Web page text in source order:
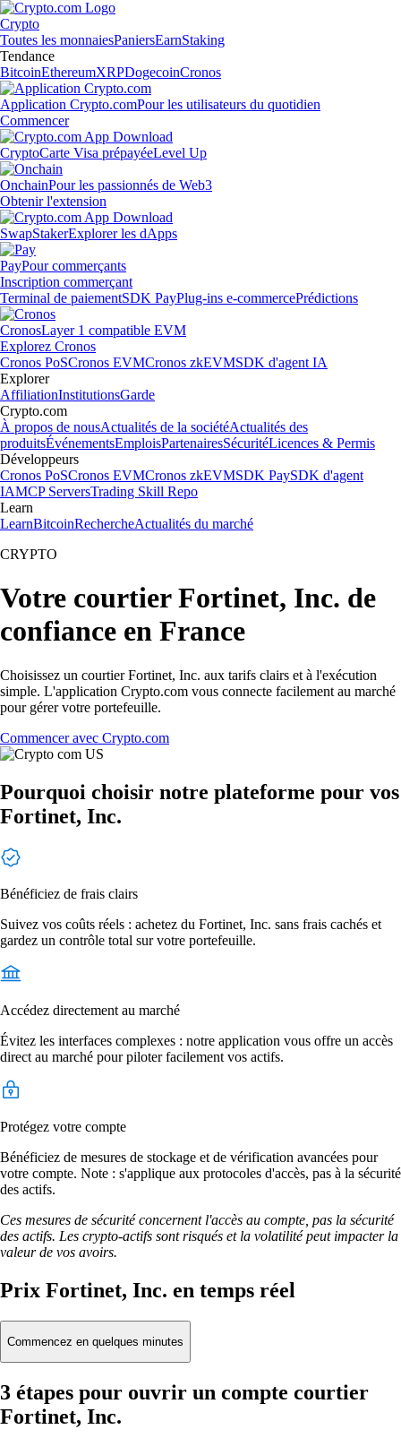
Crypto
Toutes les monnaiesPaniersEarnStaking
Tendance
BitcoinEthereumXRPDogecoinCronos
Application Crypto.comPour les utilisateurs du quotidien
Commencer
CryptoCarte Visa prépayéeLevel Up
OnchainPour les passionnés de Web3
Obtenir l'extension
SwapStakerExplorer les dApps
PayPour commerçants
Inscription commerçant
Terminal de paiementSDK PayPlug-ins e-commercePrédictions
CronosLayer 1 compatible EVM
Explorez Cronos
Cronos PoSCronos EVMCronos zkEVMSDK d'agent IA
Explorer
AffiliationInstitutionsGarde
Crypto.com
À propos de nousActualités de la sociétéActualités des
produitsÉvénementsEmploisPartenairesSécuritéLicences & Permis
Développeurs
Cronos PoSCronos EVMCronos zkEVMSDK PaySDK d'agent
IAMCP ServersTrading Skill Repo
Learn
LearnBitcoinRechercheActualités du marché
CRYPTO
Votre courtier Fortinet, Inc. de
confiance en France
Choisissez un courtier Fortinet, Inc. aux tarifs clairs et à l'exécution
simple. L'application Crypto.com vous connecte facilement au marché
pour gérer votre portefeuille.
Commencer avec Crypto.com
Pourquoi choisir notre plateforme pour vos
Fortinet, Inc.
Bénéficiez de frais clairs
Suivez vos coûts réels : achetez du Fortinet, Inc. sans frais cachés et
gardez un contrôle total sur votre portefeuille.
Accédez directement au marché
Évitez les interfaces complexes : notre application vous offre un accès
direct au marché pour piloter facilement vos actifs.
Protégez votre compte
Bénéficiez de mesures de stockage et de vérification avancées pour
votre compte. Note : s'applique aux protocoles d'accès, pas à la sécurité
des actifs.
Ces mesures de sécurité concernent l'accès au compte, pas la sécurité
des actifs. Les crypto-actifs sont risqués et la volatilité peut impacter la
valeur de vos avoirs.
Prix Fortinet, Inc. en temps réel
Commencez en quelques minutes
3 étapes pour ouvrir un compte courtier
Fortinet, Inc.